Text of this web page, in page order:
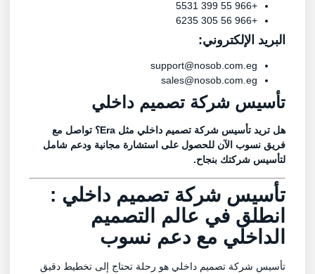
البريد الإلكتروني:
support@nosob.com.eg
sales@nosob.com.eg
تأسيس شركة تصميم داخلي
هل تريد تأسيس شركة تصميم داخلي مثلEra
؟ تواصل مع
فريقنسوبالآن للحصول على استشارة مجانية ودعم شامل
لتأسيس شركتك بنجاح.
تأسيس شركة تصميم داخلي :
انطلق في عالم التصميم
الداخلي مع دعمنسوب
تأسيس شركة تصميم داخلي هو رحلة تحتاج إلى تخطيط دقيق